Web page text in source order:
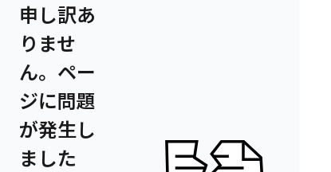
申し訳あ
りませ
ん。ペー
ジに問題
が発生し
ました